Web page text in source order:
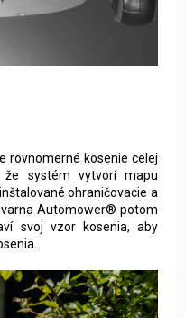
rovnomerné kosenie celej
systém vytvorí mapu
ohraničovacie a
Automower® potom
svoj vzor kosenia, aby